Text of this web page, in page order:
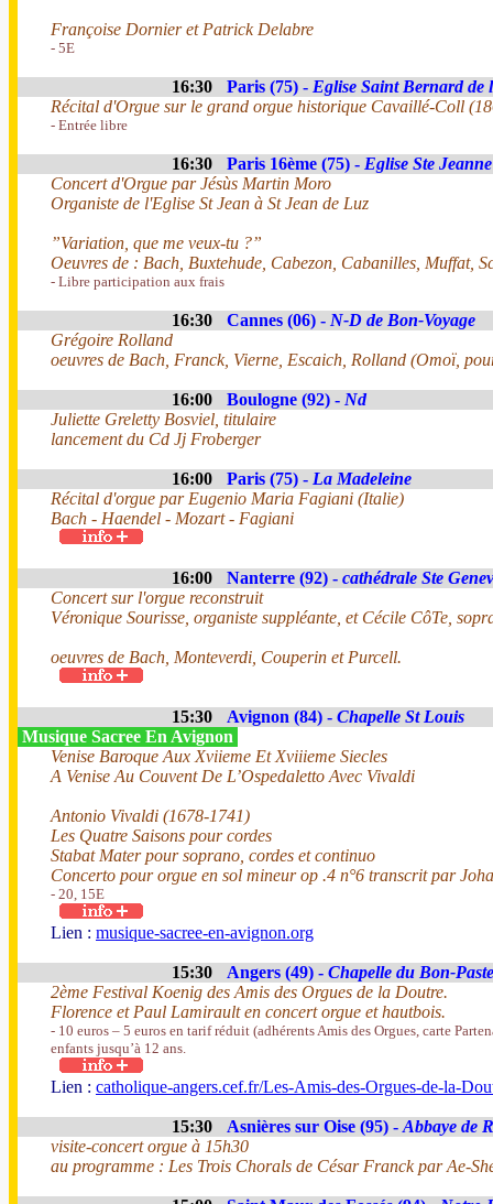
Françoise Dornier et Patrick Delabre
- 5E
16:30 Paris (75) - Eglise Saint Bernard de
Récital d'Orgue sur le grand orgue historique Cavaillé-Coll
- Entrée libre
16:30 Paris 16ème (75) - Eglise Ste
Concert d'Orgue par Jésùs Martin Moro
Organiste de l'Eglise St Jean à St Jean de Luz
”Variation, que me veux-tu ?”
Oeuvres de : Bach, Buxtehude, Cabezon, Cabanilles, Muffat,
- Libre participation aux frais
16:30 Cannes (06) - N-D de Bon-Voyage
Grégoire Rolland
oeuvres de Bach, Franck, Vierne, Escaich, Rolland (Omoï,
16:00 Boulogne (92) - Nd
Juliette Greletty Bosviel, titulaire
lancement du Cd Jj Froberger
16:00 Paris (75) - La Madeleine
Récital d'orgue par Eugenio Maria Fagiani (Italie)
Bach - Haendel - Mozart - Fagiani
16:00 Nanterre (92) - cathédrale Ste
Concert sur l'orgue reconstruit
Véronique Sourisse, organiste suppléante, et Cécile CôTe,
oeuvres de Bach, Monteverdi, Couperin et Purcell.
15:30 Avignon (84) - Chapelle St Louis
Musique Sacree En Avignon
Venise Baroque Aux Xviieme Et Xviiieme Siecles
A Venise Au Couvent De L’Ospedaletto Avec Vivaldi
Antonio Vivaldi (1678-1741)
Les Quatre Saisons pour cordes
Stabat Mater pour soprano, cordes et continuo
Concerto pour orgue en sol mineur op .4 n°6 transcrit par
- 20, 15E
Lien : musique-sacree-en-avignon.org
15:30 Angers (49) - Chapelle du Bon-
2ème Festival Koenig des Amis des Orgues de la Doutre.
Florence et Paul Lamirault en concert orgue et hautbois.
- 10 euros – 5 euros en tarif réduit (adhérents Amis des Orgues, carte
enfants jusqu’à 12 ans.
Lien : catholique-angers.cef.fr/Les-Amis-des-Orgues-de-la-
15:30 Asnières sur Oise (95) - Abbaye de
visite-concert orgue à 15h30
au programme : Les Trois Chorals de César Franck par Ae-